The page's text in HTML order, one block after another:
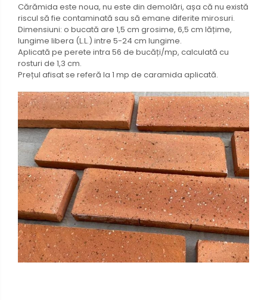
Cărămida este noua, nu este din demolări, așa că nu există
riscul să fie contaminată sau să emane diferite mirosuri.
Dimensiuni: o bucată are 1,5 cm grosime, 6,5 cm lățime,
lungime libera (L.L.) intre 5-24 cm lungime.
Aplicată pe perete intra 56 de bucăți/mp, calculată cu
rosturi de 1,3 cm.
Prețul afisat se referă la 1 mp de caramida aplicată.